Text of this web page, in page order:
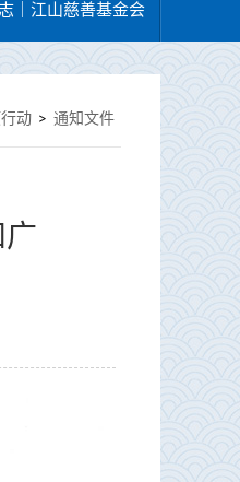
｜江山慈善基金会
动 > 通知文件